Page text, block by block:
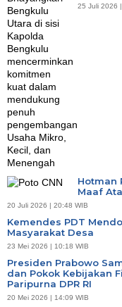
25 Juli 2026
Hotman
Maaf
20 Juli 2026 | 20:48 WIB
Kemendes PDT
Masyarakat Desa
23 Mei 2026 | 10:18 WIB
Presiden Prabowo
dan Pokok Kebijakan
Paripurna DPR RI
20 Mei 2026 | 14:09 WIB